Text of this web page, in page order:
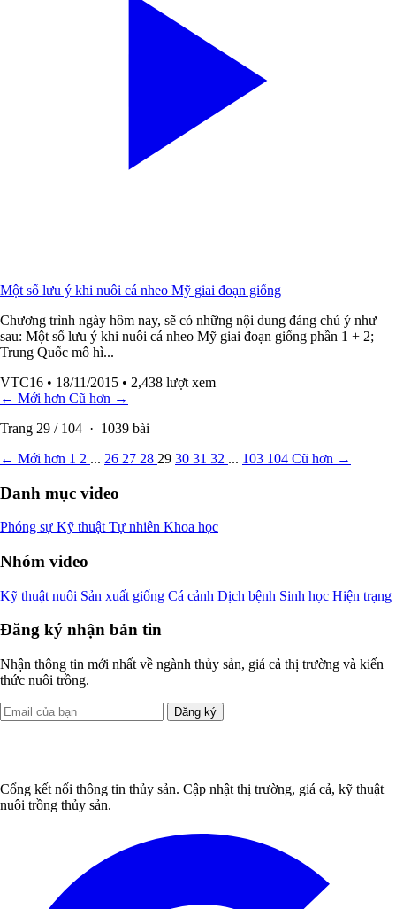
Một số lưu ý khi nuôi cá nheo Mỹ giai đoạn giống
Chương trình ngày hôm nay, sẽ có những nội dung đáng chú ý như
sau: Một số lưu ý khi nuôi cá nheo Mỹ giai đoạn giống phần 1 + 2;
Trung Quốc mô hì...
VTC16 • 18/11/2015 • 2,438 lượt xem
← Mới hơn Cũ hơn →
Trang 29 / 104 · 1039 bài
← Mới hơn 1 2 ... 26 27 28 29 30 31 32 ... 103 104 Cũ hơn →
Danh mục video
Phóng sự Kỹ thuật Tự nhiên Khoa học
Nhóm video
Kỹ thuật nuôi Sản xuất giống Cá cảnh Dịch bệnh Sinh học Hiện trạng
Đăng ký nhận bản tin
Nhận thông tin mới nhất về ngành thủy sản, giá cả thị trường và kiến
thức nuôi trồng.
Đăng ký
Cổng kết nối thông tin thủy sản. Cập nhật thị trường, giá cả, kỹ thuật
nuôi trồng thủy sản.